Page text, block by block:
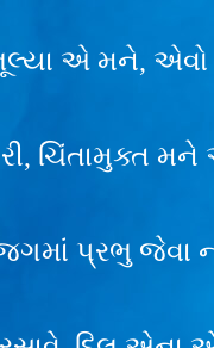
એ મને, એવો
ચિંતામુક્ત
પ્રભુ જેવા